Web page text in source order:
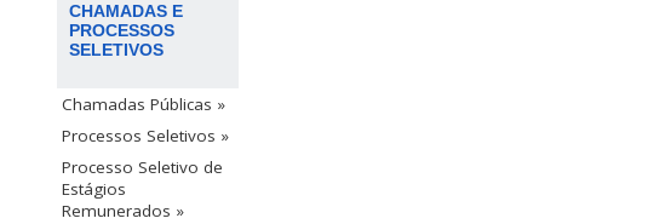
CHAMADAS E
PROCESSOS
SELETIVOS
Chamadas Públicas »
Processos Seletivos »
Processo Seletivo de
Estágios
Remunerados »